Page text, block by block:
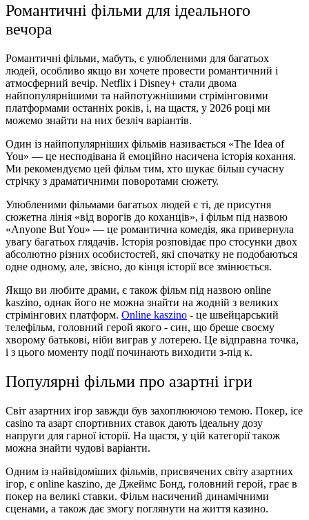
Романтичні фільми для ідеального
вечора
Романтичні фільми, мабуть, є улюбленими для багатьох
людей, особливо якщо ви хочете провести романтичний і
атмосферний вечір. Netflix і Disney+ стали двома
найпопулярнішими та найпотужнішими стрімінговими
платформами останніх років, і, на щастя, у 2026 році ми
можемо знайти на них безліч варіантів.
Один із найпопулярніших фільмів називається «The Idea of
You» — це несподівана й емоційно насичена історія кохання.
Ми рекомендуємо цей фільм тим, хто шукає більш сучасну
стрічку з драматичними поворотами сюжету.
Улюбленими фільмами багатьох людей є ті, де присутня
сюжетна лінія «від ворогів до коханців», і фільм під назвою
«Anyone But You» — це романтична комедія, яка привернула
увагу багатьох глядачів. Історія розповідає про стосунки двох
абсолютно різних особистостей, які спочатку не подобаються
одне одному, але, звісно, до кінця історії все змінюється.
Якщо ви любите драми, є також фільм під назвою online
kaszino, однак його не можна знайти на жодній з великих
стрімінгових платформ. Online kaszino - це швейцарський
телефільм, головний герой якого - син, що бреше своєму
хворому батькові, ніби виграв у лотерею. Це відправна точка,
і з цього моменту події починають виходити з-під к.
Популярні фільми про азартні ігри
Світ азартних ігор завжди був захоплюючою темою. Покер, ice
casino та азарт спортивних ставок дають ідеальну дозу
напруги для гарної історії. На щастя, у цій категорії також
можна знайти чудові варіанти.
Одним із найвідоміших фільмів, присвячених світу азартних
ігор, є online kaszino, де Джеймс Бонд, головний герой, грає в
покер на великі ставки. Фільм насичений динамічними
сценами, а також дає змогу поглянути на життя казино.